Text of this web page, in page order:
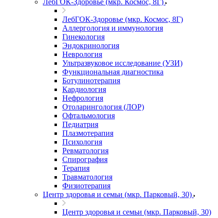
ЛебГОК-Здоровье (мкр. Космос, 8Г)
ЛебГОК-Здоровье (мкр. Космос, 8Г)
Аллергология и иммунология
Гинекология
Эндокринология
Неврология
Ультразвуковое исследование (УЗИ)
Функциональная диагностика
Ботулинотерапия
Кардиология
Нефрология
Отоларингология (ЛОР)
Офтальмология
Педиатрия
Плазмотерапия
Психология
Ревматология
Спирография
Терапия
Травматология
Физиотерапия
Центр здоровья и семьи (мкр. Парковый, 30)
Центр здоровья и семьи (мкр. Парковый, 30)